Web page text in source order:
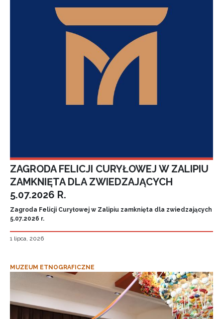
ZAGRODA FELICJI CURYŁOWEJ W ZALIPIU
ZAMKNIĘTA DLA ZWIEDZAJĄCYCH
5.07.2026 R.
Zagroda Felicji Curyłowej w Zalipiu zamknięta dla zwiedzających
5.07.2026 r.
1 lipca, 2026
MUZEUM ETNOGRAFICZNE